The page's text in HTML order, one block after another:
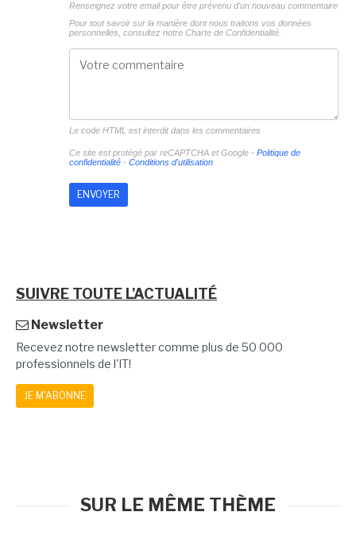
Renseignez votre email pour être prévenu d'un nouveau commentaire
Pour tout savoir sur la manière dont nous traitons vos données
personnelles, consultez notre Charte de Confidentialité.
Le code HTML est interdit dans les commentaires
Ce site est protégé par reCAPTCHA et Google - Politique de
confidentialité- Conditions d'utilisation
SUIVRE TOUTE L'ACTUALITÉ
Newsletter
Recevez notre newsletter comme plus de 50 000
professionnels de l'IT!
JE M'ABONNE
SUR LE MÊME THÈME